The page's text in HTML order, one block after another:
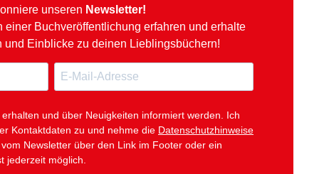
unseren Newsletter!
einer Buchveröffentlichung erfahren und erhalte
und Einblicke zu deinen Lieblingsbüchern!
M
l
und über Neuigkeiten informiert werden. Ich
Kontaktdaten zu und nehme die Datenschutzhinweise
Newsletter über den Link im Footer oder ein
jederzeit möglich.